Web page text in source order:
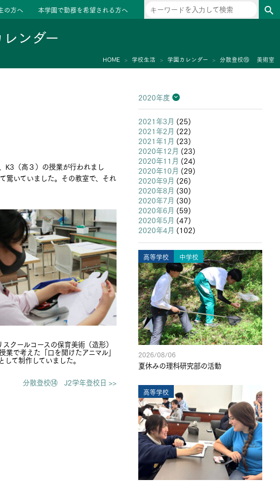
の方へ 本学園で勤務を希望される方へ search
ンダー
HOME 学校生活 学園カレンダー 分散登校⑮ 美術室
K3（高３）の授業が行われまし
驚いていました。その教室で、それ
クールコースの保育美術（造形）
業で考えた「口を開けたアニマル」
て制作していました。
分散登校⑭ J2学年登校日 >>
2020年度
2026年度
2025年度
2024年度
2023年度
2022年度
2021年度
2020年度
2019年度
2018年度
2017年度
2016年度
2015年度
2014年度
2013年度
2021年3月 (25)
2021年2月 (22)
2021年1月 (23)
2020年12月 (23)
2020年11月 (24)
2020年10月 (29)
2020年9月 (26)
2020年8月 (30)
2020年7月 (30)
2020年6月 (59)
2020年5月 (47)
2020年4月 (102)
高等学校 中学校
2026/08/06
夏休みの理科研究部の活動
高等学校